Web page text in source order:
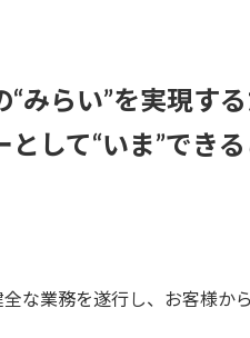
“みらい”を実現す
として“いま”でき
全な業務を遂行し、お客様か